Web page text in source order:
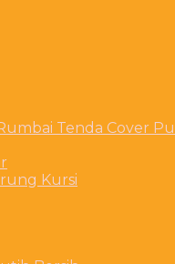
Tenda Cover
Kursi